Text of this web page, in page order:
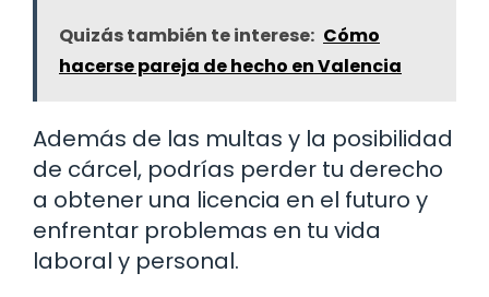
Quizás también te interese: Cómo
hacerse pareja de hecho en Valencia
Además de las multas y la posibilidad
de cárcel, podrías perder tu derecho
a obtener una licencia en el futuro y
enfrentar problemas en tu vida
laboral y personal.